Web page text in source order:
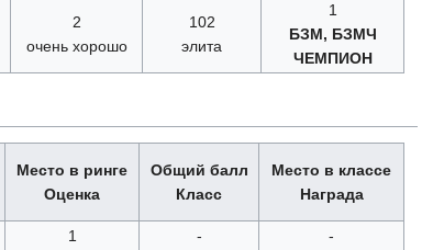
2
очень хорошо
102
элита
1
БЗМ, БЗМЧ
ЧЕМПИОН
Место в ринге
Оценка
Общий балл
Класс
Место в классе
Награда
1
-
-